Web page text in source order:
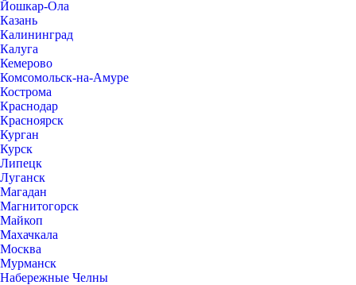
Йошкар-Ола
Казань
Калининград
Калуга
Кемерово
Комсомольск-на-Амуре
Кострома
Краснодар
Красноярск
Курган
Курск
Липецк
Луганск
Магадан
Магнитогорск
Майкоп
Махачкала
Москва
Мурманск
Набережные Челны